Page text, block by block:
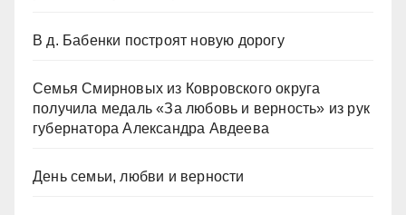
В д. Бабенки построят новую дорогу
Семья Смирновых из Ковровского округа
получила медаль «За любовь и верность» из рук
губернатора Александра Авдеева
День семьи, любви и верности